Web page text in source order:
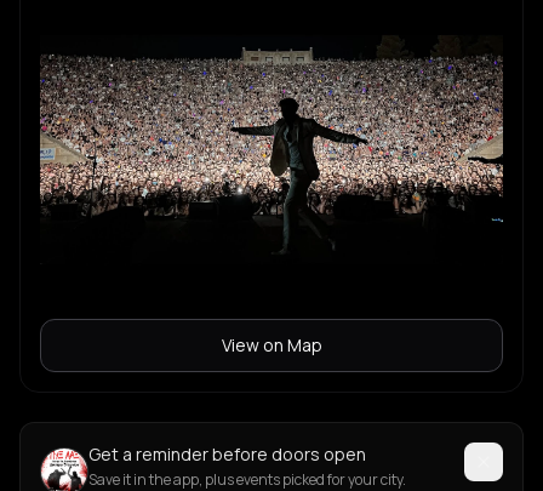
View on Map
Get a reminder before doors open
Save it in the app, plus events picked for your city.